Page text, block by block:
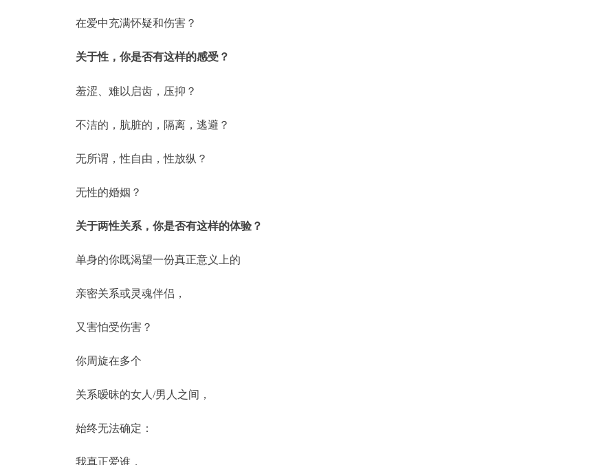
在爱中充满怀疑和伤害？
关于性，你是否有这样的感受？
羞涩、难以启齿，压抑？
不洁的，肮脏的，隔离，逃避？
无所谓，性自由，性放纵？
无性的婚姻？
关于两性关系，你是否有这样的体验？
单身的你既渴望一份真正意义上的
亲密关系或灵魂伴侣，
又害怕受伤害？
你周旋在多个
关系暧昧的女人/男人之间，
始终无法确定：
我真正爱谁，